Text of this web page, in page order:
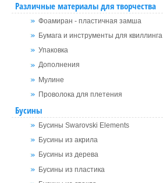
Различные материалы для творчества
Фоамиран - пластичная замша
Бумага и инструменты для квиллинга
Упаковка
Дополнения
Мулине
Проволока для плетения
Бусины
Бусины Swarovski Elements
Бусины из акрила
Бусины из дерева
Бусины из пластика